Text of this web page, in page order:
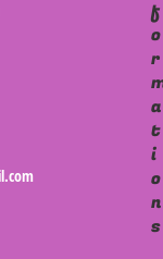
f
o
r
a
t
i
o
n
s